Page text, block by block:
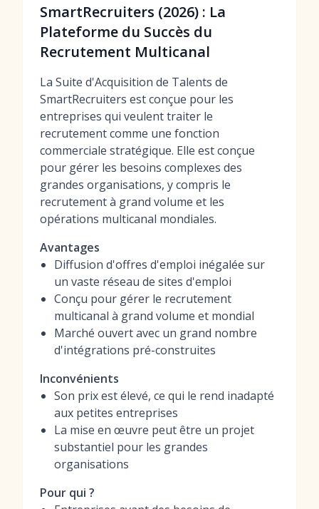
SmartRecruiters (2026) : La
Plateforme du Succès du
Recrutement Multicanal
La Suite d'Acquisition de Talents de
SmartRecruiters est conçue pour les
entreprises qui veulent traiter le
recrutement comme une fonction
commerciale stratégique. Elle est conçue
pour gérer les besoins complexes des
grandes organisations, y compris le
recrutement à grand volume et les
opérations multicanal mondiales.
Avantages
Diffusion d'offres d'emploi inégalée sur
un vaste réseau de sites d'emploi
Conçu pour gérer le recrutement
multicanal à grand volume et mondial
Marché ouvert avec un grand nombre
d'intégrations pré-construites
Inconvénients
Son prix est élevé, ce qui le rend inadapté
aux petites entreprises
La mise en œuvre peut être un projet
substantiel pour les grandes
organisations
Pour qui ?